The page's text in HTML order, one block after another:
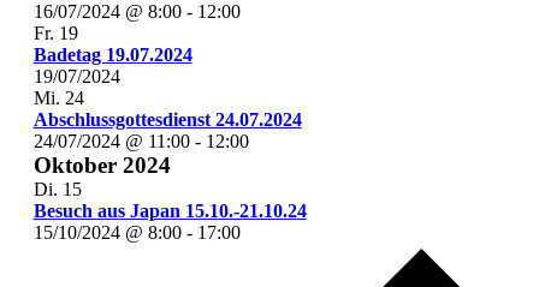
16/07/2024 @ 8:00- 12:00
Fr. 19
Badetag 19.07.2024
19/07/2024
Mi. 24
Abschlussgottesdienst 24.07.2024
24/07/2024 @ 11:00- 12:00
Oktober 2024
Di. 15
Besuch aus Japan 15.10.-21.10.24
15/10/2024 @ 8:00- 17:00